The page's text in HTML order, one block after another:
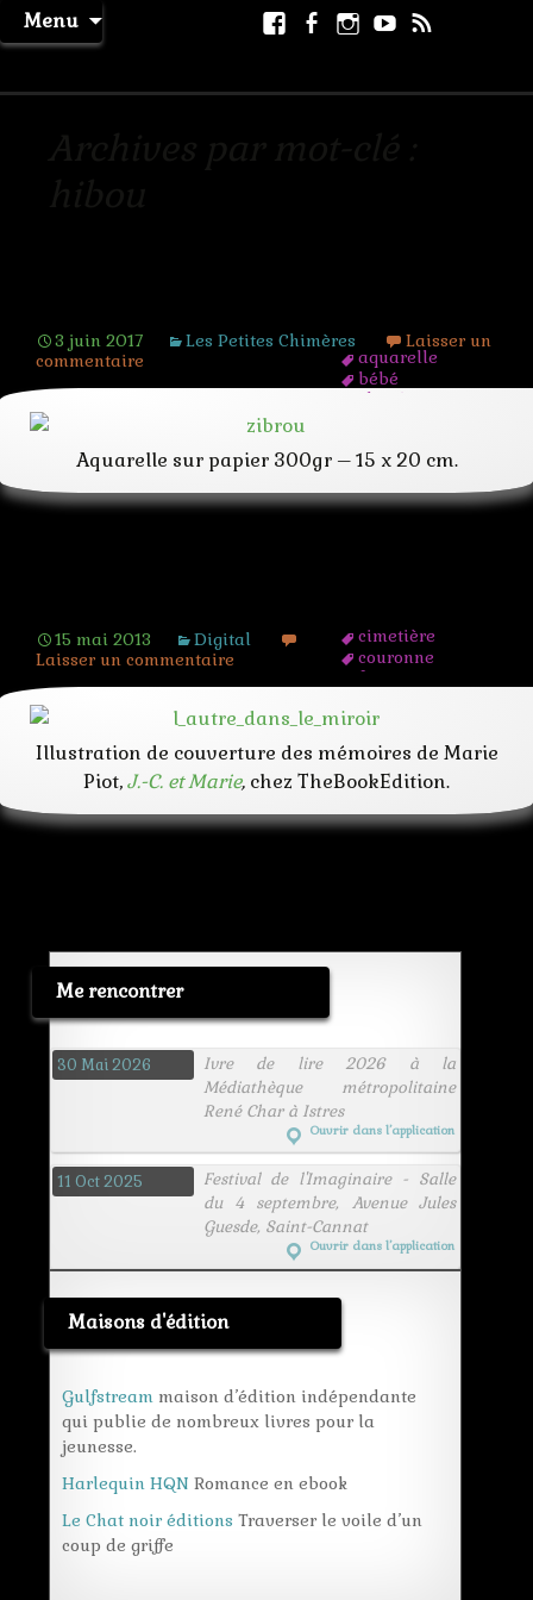
Menu
Aller
au
Facebook
Facebook
page
Instagram
Youtube
3 juin 2017 Les Petites Chimères
aquarelle
bébé
chimère
hibou
mignon
Laisser un
commentaire
Aquarelle sur papier 300gr – 15 x 20 cm.
15 mai 2013 Digital
cimetière
couronne
femme
jesus
journal
livre
martyre
miroir
Laisser un commentaire
Illustration de couverture des mémoires de Marie
Piot,J.-C. et Marie, chez TheBookEdition.
Me rencontrer
30 Mai 2026
Ivre de lire 2026 à la
Médiathèque métropolitaine
René Char à Istres
Ouvrir dans l’application
11 Oct 2025
Festival de l'Imaginaire - Salle
du 4 septembre, Avenue Jules
Guesde, Saint-Cannat
Ouvrir dans l’application
Maisons d'édition
Gulfstream maison d’édition indépendante
qui publie de nombreux livres pour la
jeunesse.
Harlequin HQN Romance en ebook
Le Chat noir éditions Traverser le voile d’un
coup de griffe